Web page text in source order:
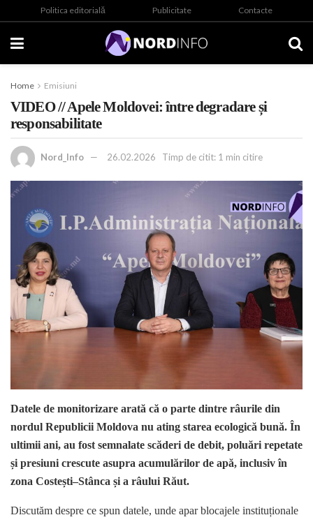
Politica editorială Publicitate Contacte
Home Emisiuni
VIDEO // Apele Moldovei: între degradare și
responsabilitate
Nord_Info 26.02.2026 Timp de citit: 1 min citire
Datele de monitorizare arată că o parte dintre râurile din
nordul Republicii Moldova nu ating starea ecologică bună. În
ultimii ani, au fost semnalate scăderi de debit, poluări repetate
și presiuni crescute asupra acumulărilor de apă, inclusiv în
zona Costești–Stânca și a râului Răut.
Discutăm despre ce spun datele, unde apar blocajele instituționale